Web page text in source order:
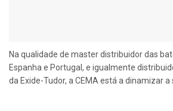
Na qualidade de master distribuidor das
Espanha e Portugal, e igualmente
da Exide-Tudor, a CEMA está a dinamizar a